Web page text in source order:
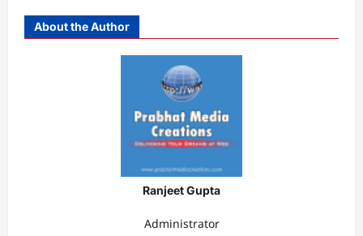
About the Author
Ranjeet Gupta
Administrator